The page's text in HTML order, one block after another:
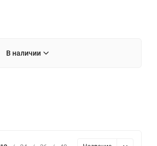
В наличии